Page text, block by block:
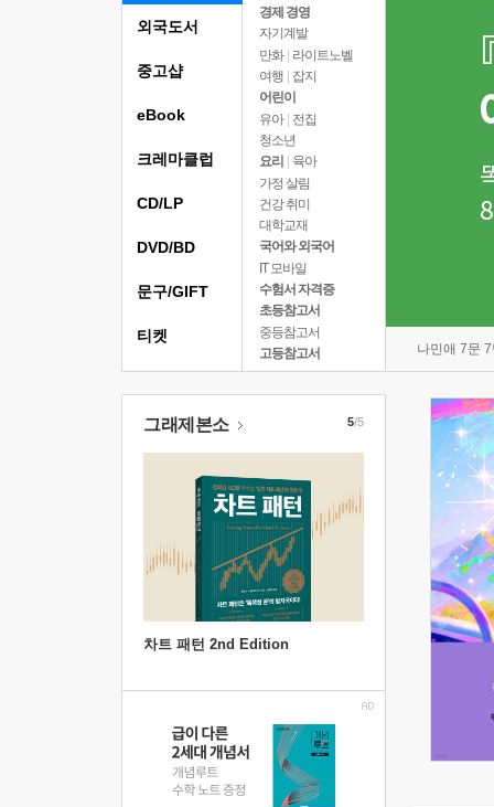
경제 경영
자기계발
만화 | 라이트노벨
여행
잡지
어린이
유아 | 전집
청소년
요리
육아
가정 살림
건강 취미
대학교재
국어와 외국어
IT 모바일
수험서 자격증
초등참고서
중등참고서
고등참고서
나민애 7문
외국도서
중고샵
eBook
크레마클럽
CD/LP
DVD/BD
문구/GIFT
티켓
그래제본소
차트 패턴 2nd Edition
5/5